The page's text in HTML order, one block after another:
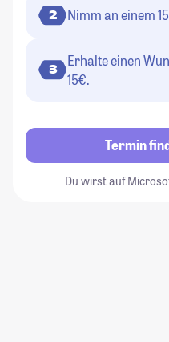
2 Nimm an einem
3
Erhalte einen
15€.
Termin
Du wirst auf